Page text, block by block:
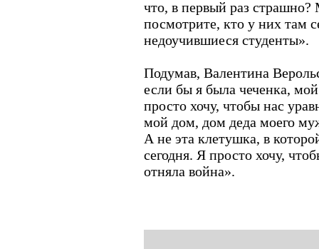
что, в первый раз
посмотрите, кто у них там
недоучившиеся студенты».
Подумав, Валентина
если бы я была чеченка,
просто хочу, чтобы нас
мой дом, дом деда моего
А не эта клетушка, в
сегодня. Я просто хочу,
отняла война».